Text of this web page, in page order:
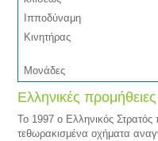
Ιπποδύναμη
Κινητήρας
Μονάδες
Ελληνικές
To 1997 ο Ελληνικός
τεθωρακισμένα οχήματα